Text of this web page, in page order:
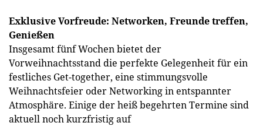
Exklusive Vorfreude: Networken, Freunde treffen,
Genießen
Insgesamt fünf Wochen bietet der
Vorweihnachtsstand die perfekte Gelegenheit für ein
festliches Get-together, eine stimmungsvolle
Weihnachtsfeier oder Networking in entspannter
Atmosphäre. Einige der heiß begehrten Termine sind
aktuell noch kurzfristig auf